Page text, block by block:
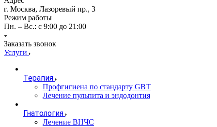
г. Москва, Лазоревый пр., 3
Режим работы
Пн. – Вс.: с 9:00 до 21:00
Заказать звонок
Услуги
Терапия
Профгигиена по стандарту GBT
Лечение пульпита и эндодонтия
Гнатология
Лечение ВНЧС